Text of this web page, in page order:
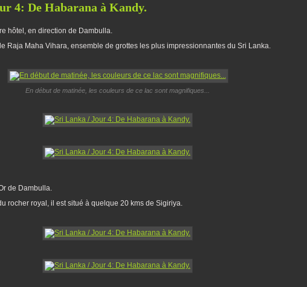
4: De Habarana à Kandy.
hôtel, en direction de Dambulla.
Raja Maha Vihara, ensemble de grottes les plus impressionnantes du Sri Lanka.
En début de matinée, les couleurs de ce lac sont magnifiques...
de Dambulla.
rocher royal, il est situé à quelque 20 kms de Sigiriya.